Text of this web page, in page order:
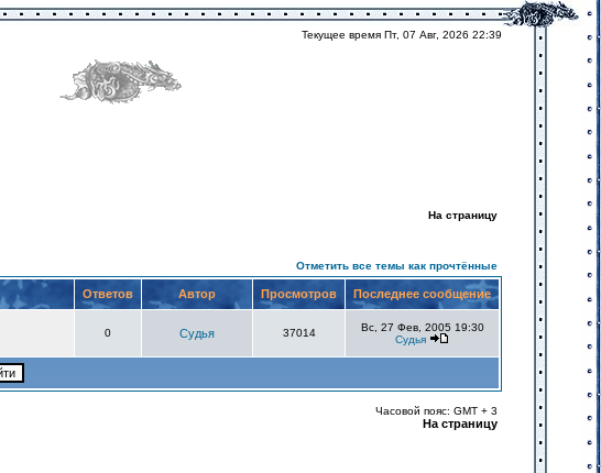
Текущее время Пт, 07 Авг, 2026 22:39
На страницу
Отметить все темы как прочтённые
Ответов Автор Просмотров Последнее сообщение
0 Судья 37014
Вс, 27 Фев, 2005 19:30
Судья
Часовой пояс: GMT + 3
На страницу